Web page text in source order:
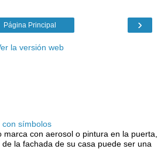
›
Página Principal
la versión web
con símbolos
con aerosol o pintura en la puerta,
la fachada de su casa puede ser una